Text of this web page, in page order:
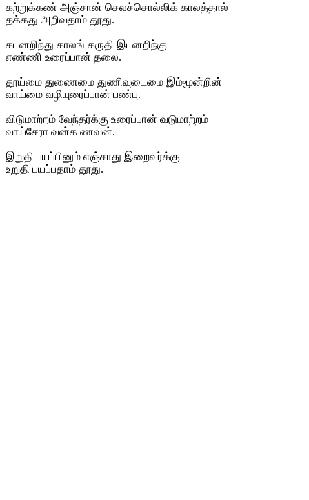
கற்றுக்கண் அஞ்சான் செலச்சொல்லிக் காலத்தால்
தக்கது அறிவதாம் தூது.
கடனறிந்து காலங் கருதி இடனறிந்கு
எண்ணி உரைப்பான் தலை.
தூய்மை துணைமை துணிவுடைமை இம்மூன்றின்
வாய்மை வழியுரைப்பான் பண்பு.
விடுமாற்றம் வேந்தர்க்கு உரைப்பான் வடுமாற்றம்
வாய்சேரா வன்க ணவன்.
இறுதி பயப்பினும் எஞ்சாது இறைவர்க்கு
உறுதி பயப்பதாம் தூது.